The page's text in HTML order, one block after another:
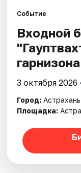
Событие
Входной
3 октября 2026
Город: Астрахань
Площадка: